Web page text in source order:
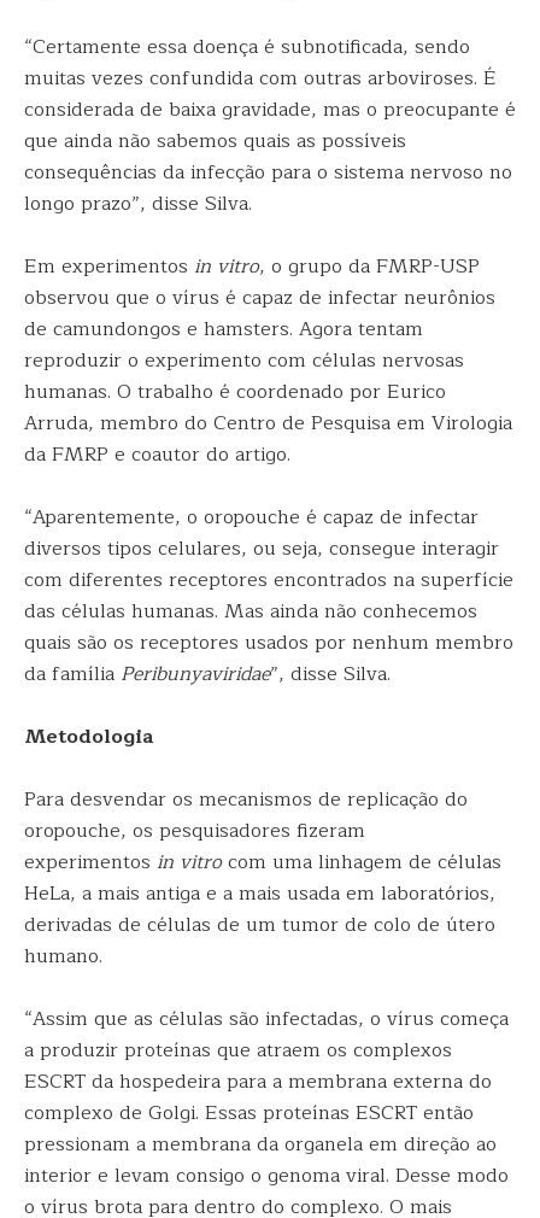
“Certamente essa doença é subnotificada, sendo
muitas vezes confundida com outras arboviroses. É
considerada de baixa gravidade, mas o preocupante é
que ainda não sabemos quais as possíveis
consequências da infecção para o sistema nervoso no
longo prazo”, disse Silva.
Em experimentos in vitro, o grupo da FMRP-USP
observou que o vírus é capaz de infectar neurônios
de camundongos e hamsters. Agora tentam
reproduzir o experimento com células nervosas
humanas. O trabalho é coordenado por Eurico
Arruda, membro do Centro de Pesquisa em Virologia
da FMRP e coautor do artigo.
“Aparentemente, o oropouche é capaz de infectar
diversos tipos celulares, ou seja, consegue interagir
com diferentes receptores encontrados na superfície
das células humanas. Mas ainda não conhecemos
quais são os receptores usados por nenhum membro
da família Peribunyaviridae”, disse Silva.
Metodologia
Para desvendar os mecanismos de replicação do
oropouche, os pesquisadores fizeram
experimentos in vitrocom uma linhagem de células
HeLa, a mais antiga e a mais usada em laboratórios,
derivadas de células de um tumor de colo de útero
humano.
“Assim que as células são infectadas, o vírus começa
a produzir proteínas que atraem os complexos
ESCRT da hospedeira para a membrana externa do
complexo de Golgi. Essas proteínas ESCRT então
pressionam a membrana da organela em direção ao
interior e levam consigo o genoma viral. Desse modo
o vírus brota para dentro do complexo. O mais